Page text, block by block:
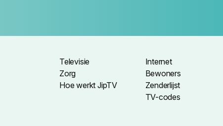
Televisie
Zorg
Hoe werkt JipTV
Internet
Bewoners
Zenderlijst
TV-codes